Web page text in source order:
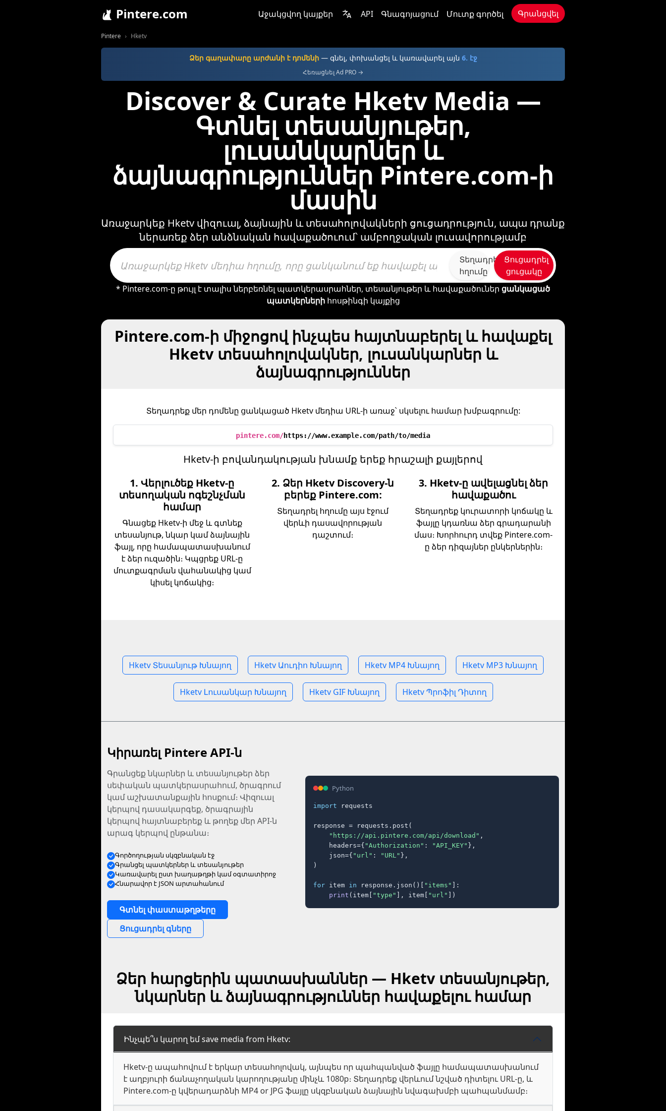
Pintere.com Աջակցվող կայքեր API Գնագոյացում Մուտք գործել Գրանցվել
Pintere Hketv
Ձեր գաղափարը արժանի է դոմենի— գնել, փոխանցել և կառավարել այն 6. էջ
Հեռացնել Ad PRO →
Discover & Curate Hketv Media —
Գտնել տեսանյութեր,
լուսանկարներ և
ձայնագրություններ Pintere.com-ի
մասին
Առաջարկեք Hketv վիզուալ, ձայնային և տեսահոլովակների ցուցադրություն, ապա դրանք
ներառեք ձեր անձնական հավաքածուում՝ ամբողջական լուսավորությամբ
Տեղադրել
հղումը
Ցուցադրել
ցուցակը
* Pintere.com-ը թույլ է տալիս ներբեռնել պատկերասրահներ, տեսանյութեր և հավաքածուներ ցանկացած
պատկերներիհոսթինգի կայքից
Pintere.com-ի միջոցով ինչպես հայտնաբերել և հավաքել
Hketv տեսահոլովակներ, լուսանկարներ և
ձայնագրություններ
Տեղադրեք մեր դոմենը ցանկացած Hketv մեդիա URL-ի առաջ՝ սկսելու համար խմբագրումը:
pintere.com/https://www.example.com/path/to/media
Hketv-ի բովանդակության խնամք երեք հրաշալի քայլերով
1. Վերլուծեք Hketv-ը
տեսողական ոգեշնչման
համար
Գնացեք Hketv-ի մեջ և գտնեք
տեսանյութ, նկար կամ ձայնային
ֆայլ, որը համապատասխանում
է ձեր ուզածին։ Կպցրեք URL-ը
մուտքագրման վահանակից կամ
կիսել կոճակից։
2. Ձեր Hketv Discovery-ն
բերեք Pintere.com:
Տեղադրել հղումը այս էջում
վերևի դասավորության
դաշտում։
3. Hketv-ը ավելացնել ձեր
հավաքածու
Տեղադրեք կուրատորի կոճակը և
ֆայլը կդառնա ձեր գրադարանի
մաս։ Խորհուրդ տվեք Pintere.com-
ը ձեր դիզայներ ընկերներին։
Hketv Տեսանյութ Խնայող Hketv Աուդիո Խնայող Hketv MP4 Խնայող Hketv MP3 Խնայող
Hketv Լուսանկար Խնայող Hketv GIF Խնայող Hketv Պրոֆիլ Դիտող
Կիրառել Pintere API-ն
Գրանցեք նկարներ և տեսանյութեր ձեր
սեփական պատկերասրահում, ծրագրում
կամ աշխատանքային հոսքում։ Վիզուալ
կերպով դասակարգեք, ծրագրային
կերպով հայտնաբերեք և թողեք մեր API-ն
արագ կերպով ընթանա։
Գործողության սկզբնական էջ
Գրանցել պատկերներ և տեսանյութեր
Կառավարել ըստ խաղաթղթի կամ օգտատիրոջ
Հնարավոր է JSON արտահանում
Գտնել փաստաթղթերը
Ցուցադրել գները
Python
import requests
response = requests.post(
"https://api.pintere.com/api/download" ,
    headers={
"Authorization" : "API_KEY" },
    json={
"url" : "URL" },
)
for item in response.json()[ "items" ]:
print (item[ "type" ], item[ "url" ])
Ձեր հարցերին պատասխաններ — Hketv տեսանյութեր,
նկարներ և ձայնագրություններ հավաքելու համար
Ինչպե՞ս կարող եմ save media from Hketv:
Hketv-ը ապահովում է երկար տեսահոլովակ, այնպես որ պահպանված ֆայլը համապատասխանում
է աղբյուրի ճանաչողական կարողությանը մինչև 1080p։ Տեղադրեք վերևում նշված դիտելու URL-ը, և
Pintere.com-ը կվերադարձնի MP4 or JPG ֆայլը սկզբնական ձայնային նվագախմբի պահպանմամբ։